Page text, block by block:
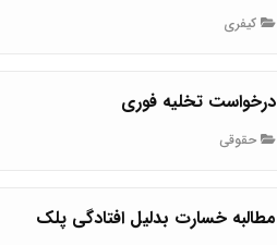
کیفری
درخواست تخلیه فوری
حقوقی
مطالبه خسارت بدلیل افتادگی پلک